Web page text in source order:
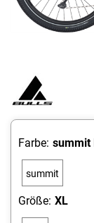
Farbe: summit
summit
Größe: XL